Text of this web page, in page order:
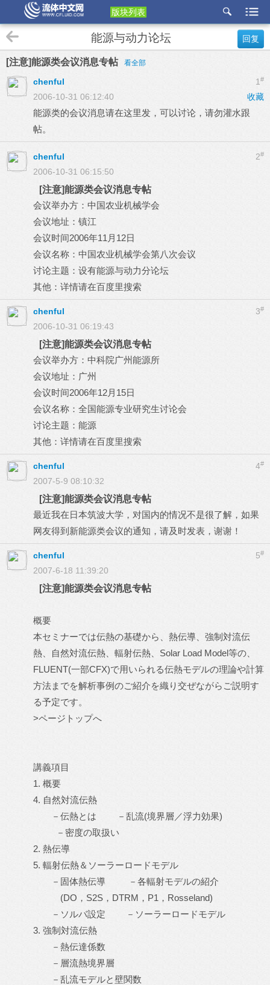
版块列表
etu
p
回复
能源与动力论坛
[注意]能源类会议消息专帖 看全部
1 #
chenful
收藏
2006-10-31 06:12:40
能源类的会议消息请在这里发，可以讨论，请勿灌水跟
帖。
2#
chenful
2006-10-31 06:15:50
[注意]能源类会议消息专帖
会议举办方：中国农业机械学会
会议地址：镇江
会议时间2006年11月12日
会议名称：中国农业机械学会第八次会议
讨论主题：设有能源与动力分论坛
其他：详情请在百度里搜索
3#
chenful
2006-10-31 06:19:43
[注意]能源类会议消息专帖
会议举办方：中科院广州能源所
会议地址：广州
会议时间2006年12月15日
会议名称：全国能源专业研究生讨论会
讨论主题：能源
其他：详情请在百度里搜索
4#
chenful
2007-5-9 08:10:32
[注意]能源类会议消息专帖
最近我在日本筑波大学，对国内的情况不是很了解，如果
网友得到新能源类会议的通知，请及时发表，谢谢！
5#
chenful
2007-6-18 11:39:20
[注意]能源类会议消息专帖
概要
本セミナーでは伝熱の基礎から、熱伝導、強制対流伝
熱、自然対流伝熱、輻射伝熱、Solar Load Model等の、
FLUENT(一部CFX)で用いられる伝熱モデルの理論や計算
方法までを解析事例のご紹介を織り交ぜながらご説明す
る予定です。
>ページトップへ
講義項目
1. 概要
4. 自然対流伝熱
－伝熱とは －乱流(境界層／浮力効果)
－密度の取扱い
2. 熱伝導
5. 輻射伝熱＆ソーラーロードモデル
－固体熱伝導 －各輻射モデルの紹介
(DO，S2S，DTRM，P1，Rosseland)
－ソルバ設定 －ソーラーロードモデル
3. 強制対流伝熱
－熱伝達係数
－層流熱境界層
－乱流モデルと壁関数